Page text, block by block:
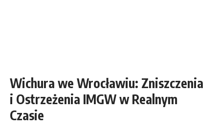
Wichura we Wrocławiu: Zniszczenia
i Ostrzeżenia IMGW w Realnym
Czasie